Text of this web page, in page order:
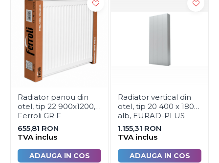
Nota:
Garantie: 10 ani.
Radiator panou din
otel, tip 22 900x1200,
Ferroli GR F
655,81 RON
TVA inclus
ADAUGA IN COS
Radiator vertical din
otel, tip 20 400 x 1800
alb, EURAD-PLUS
1.155,31 RON
TVA inclus
ADAUGA IN COS